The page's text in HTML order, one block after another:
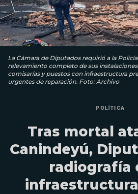
La Cámara de Diputados requirió a la
relevamiento completo de sus
comisarías y puestos con infraestructura
urgentes de reparación. Foto: Archivo
POLÍTICA
Tras mortal
Canindeyú,
radiografía
infraestructura